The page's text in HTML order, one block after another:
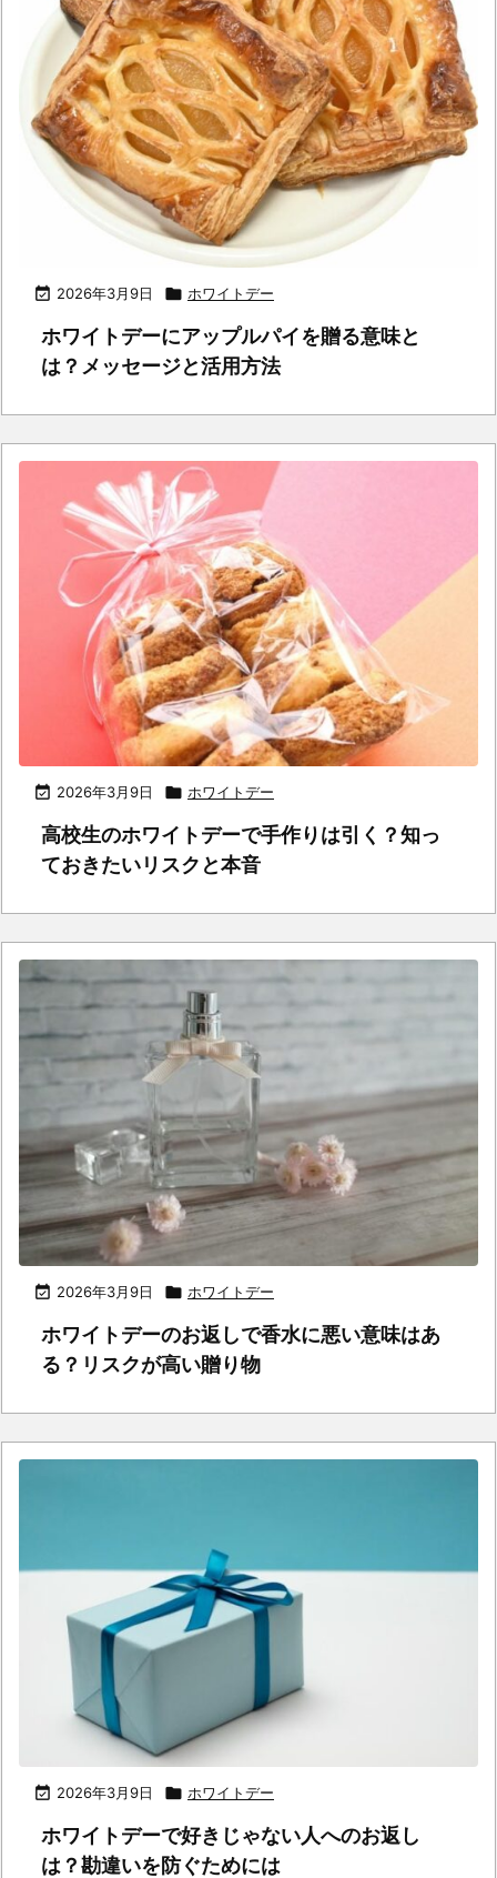
 2026年3月9日  ホワイトデー
ホワイトデーにアップルパイを贈る意味と
は？メッセージと活用方法
 2026年3月9日  ホワイトデー
高校生のホワイトデーで手作りは引く？知っ
ておきたいリスクと本音
 2026年3月9日  ホワイトデー
ホワイトデーのお返しで香水に悪い意味はあ
る？リスクが高い贈り物
 2026年3月9日  ホワイトデー
ホワイトデーで好きじゃない人へのお返し
は？勘違いを防ぐためには